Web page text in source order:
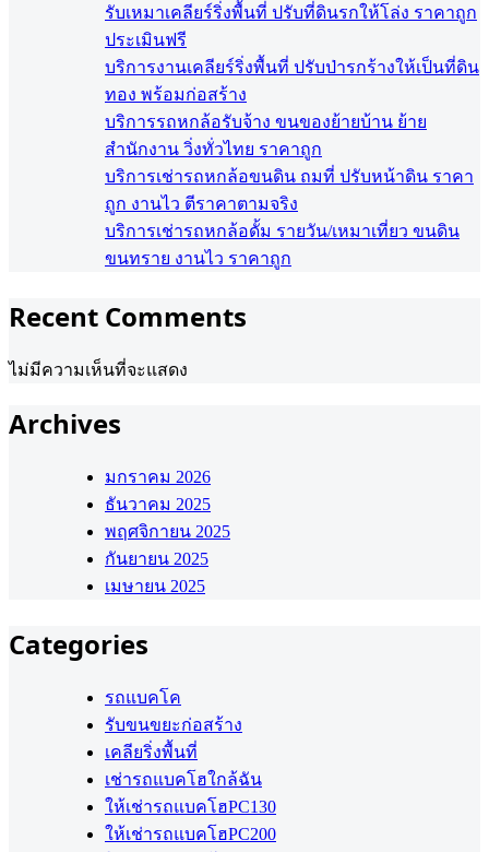
รับเหมาเคลียร์ริ่งพื้นที่ ปรับที่ดินรกให้โล่ง ราคาถูก
ประเมินฟรี
บริการงานเคลียร์ริ่งพื้นที่ ปรับป่ารกร้างให้เป็นที่ดิน
ทอง พร้อมก่อสร้าง
บริการรถหกล้อรับจ้าง ขนของย้ายบ้าน ย้าย
สำนักงาน วิ่งทั่วไทย ราคาถูก
บริการเช่ารถหกล้อขนดิน ถมที่ ปรับหน้าดิน ราคา
ถูก งานไว ตีราคาตามจริง
บริการเช่ารถหกล้อดั้ม รายวัน/เหมาเที่ยว ขนดิน
ขนทราย งานไว ราคาถูก
Recent Comments
ไม่มีความเห็นที่จะแสดง
Archives
มกราคม 2026
ธันวาคม 2025
พฤศจิกายน 2025
กันยายน 2025
เมษายน 2025
Categories
รถแบคโค
รับขนขยะก่อสร้าง
เคลียริ่งพื้นที่
เช่ารถแบคโฮใกล้ฉัน
ให้เช่ารถแบคโฮPC130
ให้เช่ารถแบคโฮPC200